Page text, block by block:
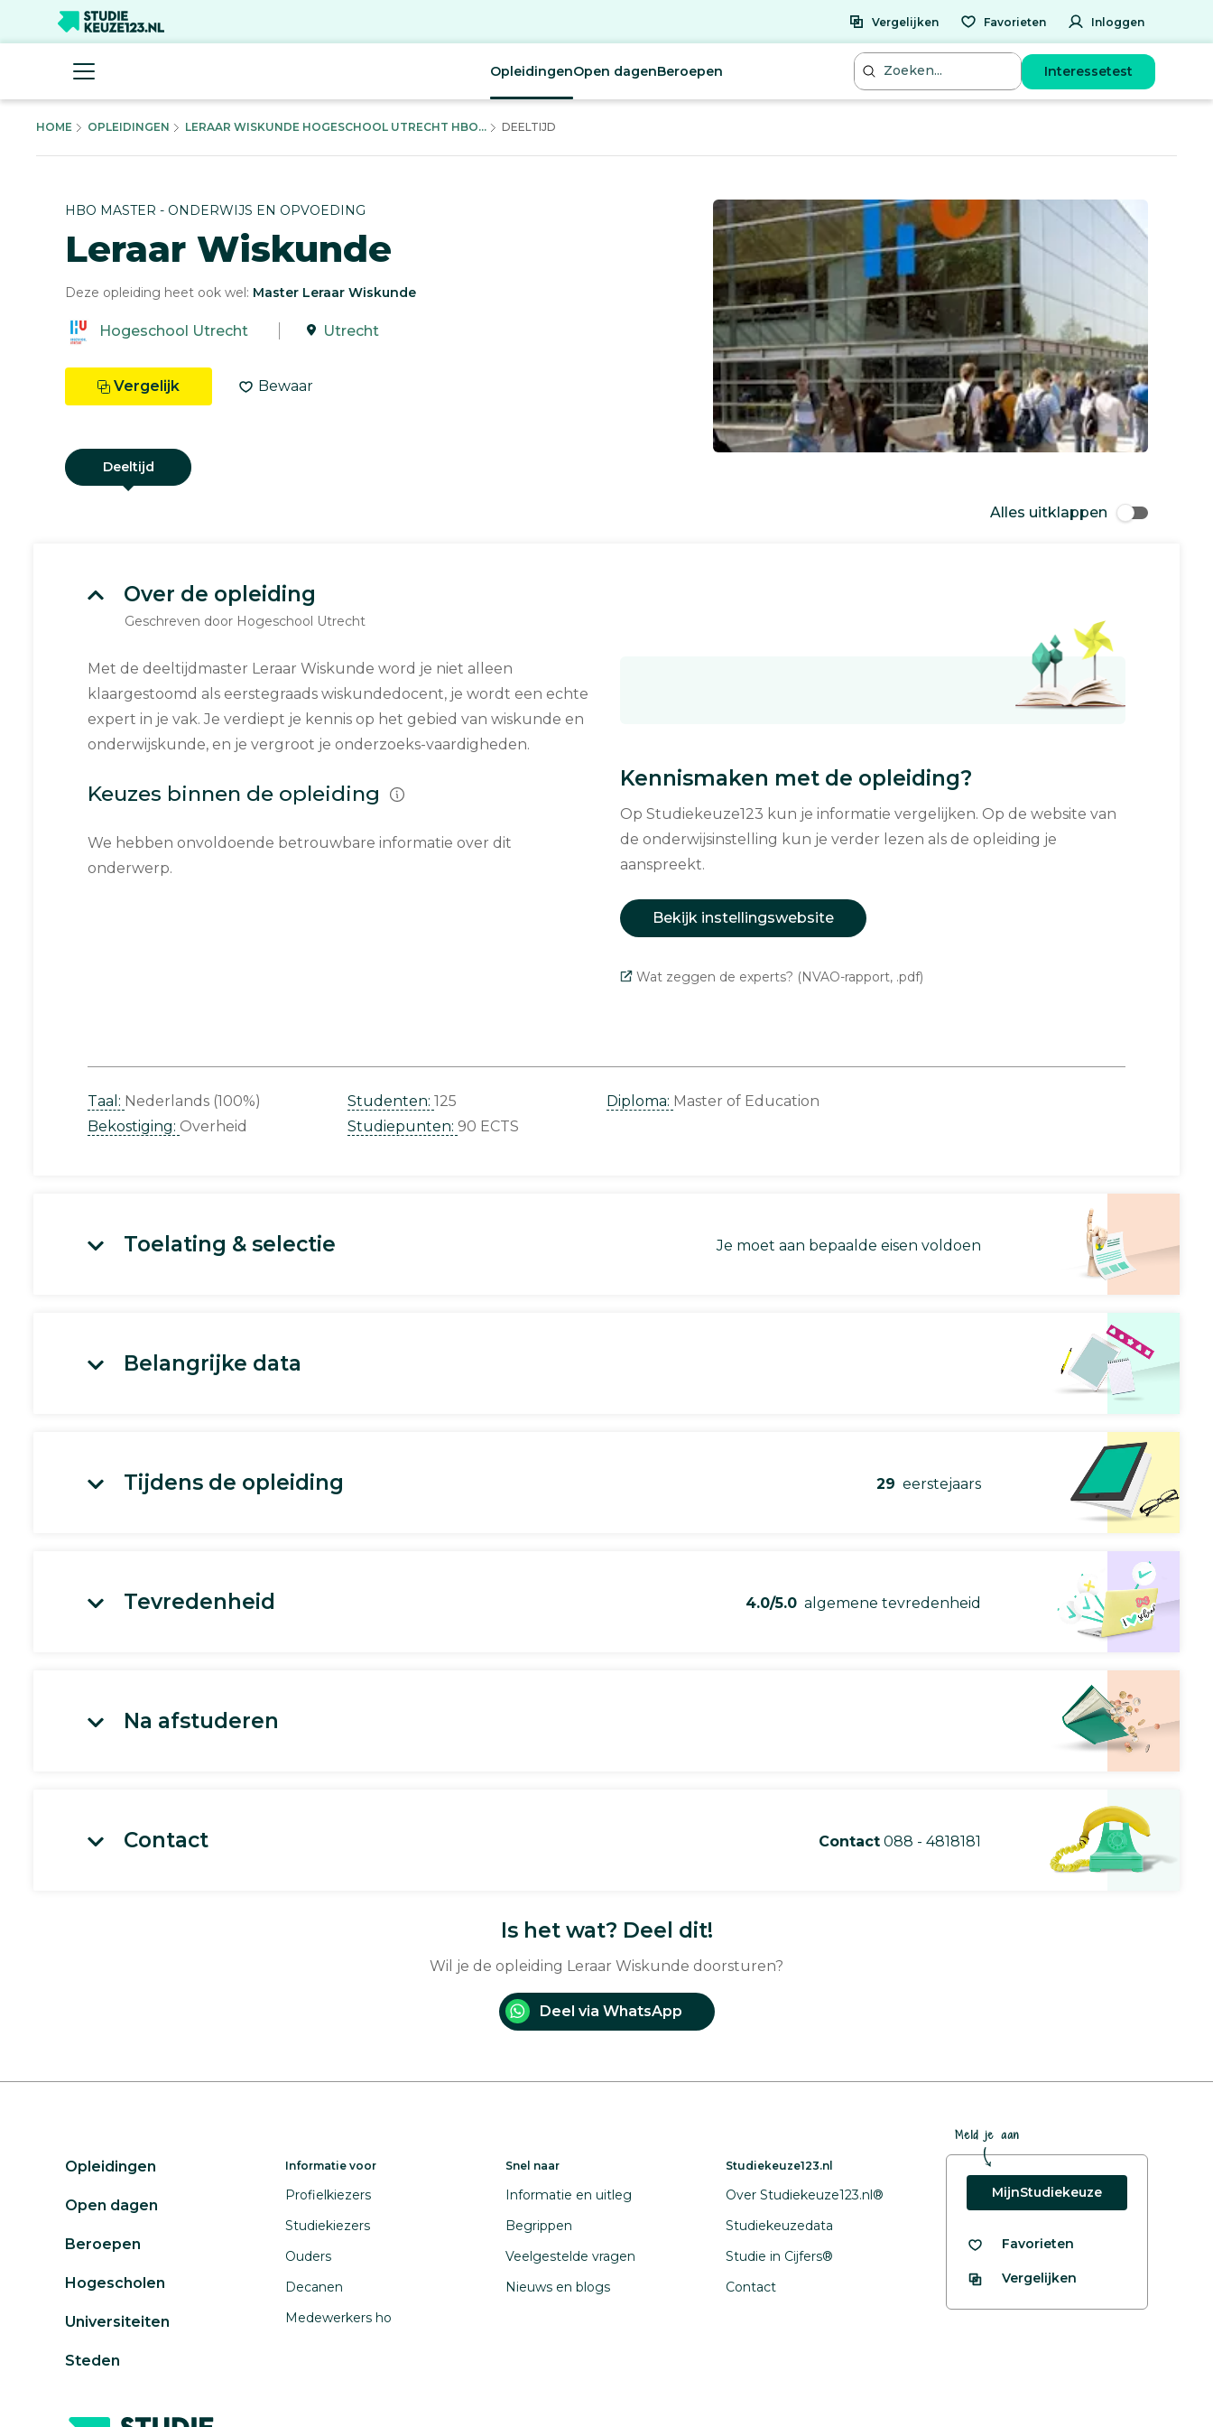
Vergelijken Favorieten Inloggen
OpleidingenOpen dagenBeroepen Interessetest
HOME OPLEIDINGEN LERAAR WISKUNDE HOGESCHOOL UTRECHT HBO... DEELTIJD
HBO MASTER - ONDERWIJS EN OPVOEDING
Leraar Wiskunde
Deze opleiding heet ook wel: Master Leraar Wiskunde
Hogeschool Utrecht Utrecht
Vergelijk Bewaar
Deeltijd
Alles uitklappen
Over de opleiding
Geschreven door Hogeschool Utrecht
Met de deeltijdmaster Leraar Wiskunde word je niet alleen
klaargestoomd als eerstegraads wiskundedocent, je wordt een echte
expert in je vak. Je verdiept je kennis op het gebied van wiskunde en
onderwijskunde, en je vergroot je onderzoeks-vaardigheden.
Keuzes binnen de opleiding
We hebben onvoldoende betrouwbare informatie over dit
onderwerp.
Kennismaken met de opleiding?
Op Studiekeuze123 kun je informatie vergelijken. Op de website van
de onderwijsinstelling kun je verder lezen als de opleiding je
aanspreekt.
Bekijk instellingswebsite
Wat zeggen de experts? (NVAO-rapport, .pdf)
Taal: Nederlands (100%)
Bekostiging: Overheid
Studenten: 125
Studiepunten: 90 ECTS
Diploma: Master of Education
Toelating & selectie Je moet aan bepaalde eisen voldoen
Belangrijke data
Tijdens de opleiding 29 eerstejaars
Tevredenheid 4.0/5.0 algemene tevredenheid
Na afstuderen
Contact Contact 088 - 4818181
Is het wat? Deel dit!
Wil je de opleiding Leraar Wiskunde doorsturen?
Deel via WhatsApp
Opleidingen
Open dagen
Beroepen
Hogescholen
Universiteiten
Steden
Informatie voor
Profielkiezers
Studiekiezers
Ouders
Decanen
Medewerkers ho
Snel naar
Informatie en uitleg
Begrippen
Veelgestelde vragen
Nieuws en blogs
Studiekeuze123.nl
Over Studiekeuze123.nl®
Studiekeuzedata
Studie in Cijfers®
Contact
Meld je aan
MijnStudiekeuze
Favorieten
Vergelijken